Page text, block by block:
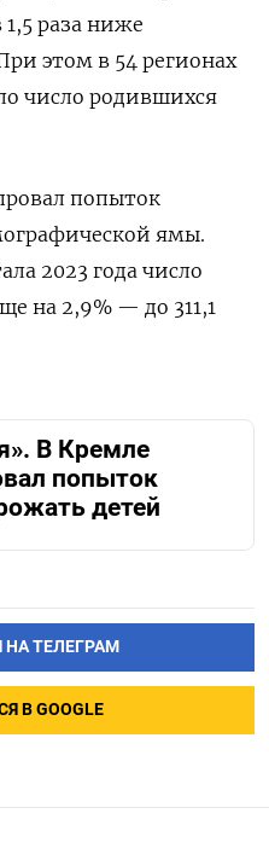
1,5 раза ниже
этом в 54 регионах
число родившихся
попыток
ямы.
2023 года число
на 2,9% — до 311,1
В Кремле
попыток
детей
ТЕЛЕГРАМ
В GOOGLE